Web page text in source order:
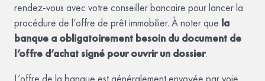
rendez-vous avec votre conseiller bancaire pour lancer la
procédure de l’offre de prêt immobilier. À noter que la
banque a obligatoirement besoin du document de
l’offre d’achat signé pour ouvrir un dossier.